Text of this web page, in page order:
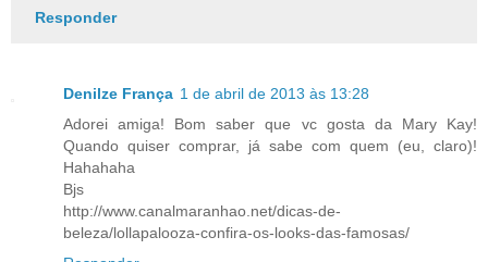
Responder
Denilze França 1 de abril de 2013 às 13:28
Adorei amiga! Bom saber que vc gosta da Mary Kay!
Quando quiser comprar, já sabe com quem (eu, claro)!
Hahahaha
Bjs
http://www.canalmaranhao.net/dicas-de-
beleza/lollapalooza-confira-os-looks-das-famosas/